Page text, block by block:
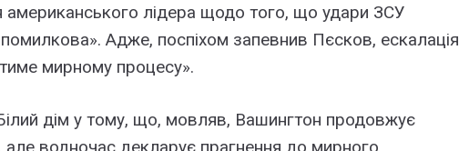
американського лідера щодо того, що удари ЗСУ
Адже, поспіхом запевнив Пєсков, ескалація
мирному процесу».
дім у тому, що, мовляв, Вашингтон продовжує